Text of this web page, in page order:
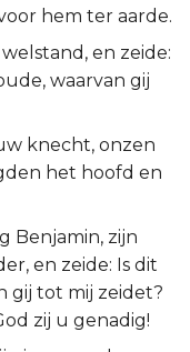
hem ter aarde.
en zeide:
waarvan gij
knecht, onzen
het hoofd en
Benjamin, zijn
en zeide: Is dit
gij tot mij zeidet?
zij u genadig!